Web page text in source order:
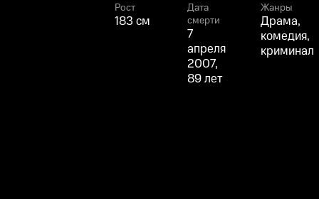
Рост
183 см
Дата
смерти
7
апреля
2007,
89 лет
Жанры
Драма,
комедия,
криминал